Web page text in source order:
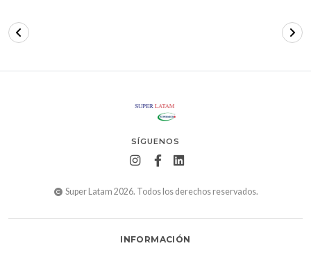
SÍGUENOS
Super Latam 2026. Todos los derechos reservados.
INFORMACIÓN